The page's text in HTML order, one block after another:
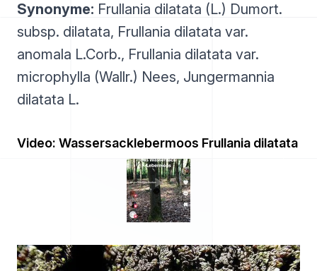
Synonyme: Frullania dilatata (L.) Dumort.
subsp. dilatata, Frullania dilatata var.
anomala L.Corb., Frullania dilatata var.
microphylla (Wallr.) Nees, Jungermannia
dilatata L.
Video: Wassersacklebermoos Frullania dilatata